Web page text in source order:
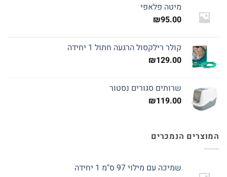
מיטה פלאפי
₪95.00
קולר רילקסול הרגעה חתול 1 יחידה
₪129.00
שרותים סגורים נסטור
₪119.00
המוצרים הנמכרים
שמיכה עם מילוי 97 ס"מ 1 יחידה